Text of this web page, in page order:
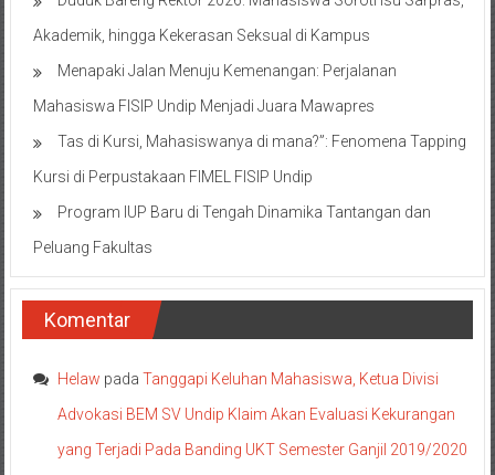
Akademik, hingga Kekerasan Seksual di Kampus
Menapaki Jalan Menuju Kemenangan: Perjalanan
Mahasiswa FISIP Undip Menjadi Juara Mawapres
Tas di Kursi, Mahasiswanya di mana?”: Fenomena Tapping
Kursi di Perpustakaan FIMEL FISIP Undip
Program IUP Baru di Tengah Dinamika Tantangan dan
Peluang Fakultas
Komentar
Helaw pada Tanggapi Keluhan Mahasiswa, Ketua Divisi
Advokasi BEM SV Undip Klaim Akan Evaluasi Kekurangan
yang Terjadi Pada Banding UKT Semester Ganjil 2019/2020